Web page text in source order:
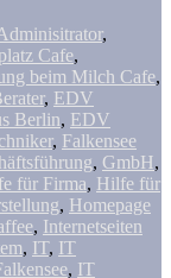
,
Cafe,
beim Milch Cafe,
, EDV
Berlin, EDV
, Falkensee
, GmbH,
für Firma, Hilfe für
, Homepage
, Internetseiten
, IT, IT
, IT